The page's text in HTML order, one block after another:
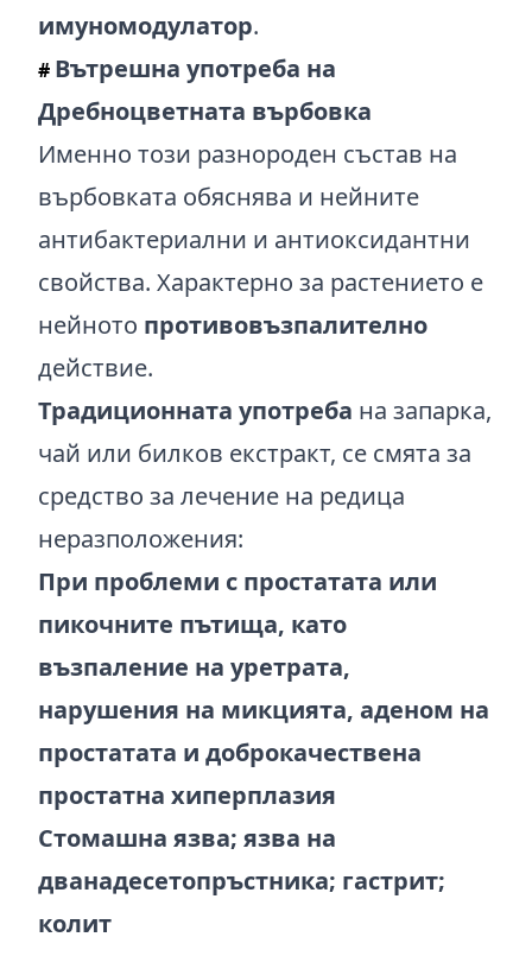
имуномодулатор.
# Вътрешна употреба на
Дребноцветната върбовка
Именно този разнороден състав на
върбовката обяснява и нейните
антибактериални и антиоксидантни
свойства. Характерно за растението е
нейното противовъзпалително
действие.
Традиционната употреба на запарка,
чай или билков екстракт, се смята за
средство за лечение на редица
неразположения:
При проблеми с простатата или
пикочните пътища, като
възпаление на уретрата,
нарушения на микцията, аденом на
простатата и доброкачествена
простатна хиперплазия
Стомашна язва; язва на
дванадесетопръстника; гастрит;
колит